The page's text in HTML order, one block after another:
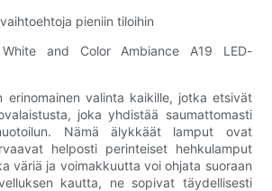
pieniin tiloihin
and Color Ambiance A19 LED-
erinomainen valinta kaikille, jotka etsivät
joka yhdistää saumattomasti
Nämä älykkäät lamput ovat
helposti perinteiset hehkulamput
väriä ja voimakkuutta voi ohjata suoraan
kautta, ne sopivat täydellisesti